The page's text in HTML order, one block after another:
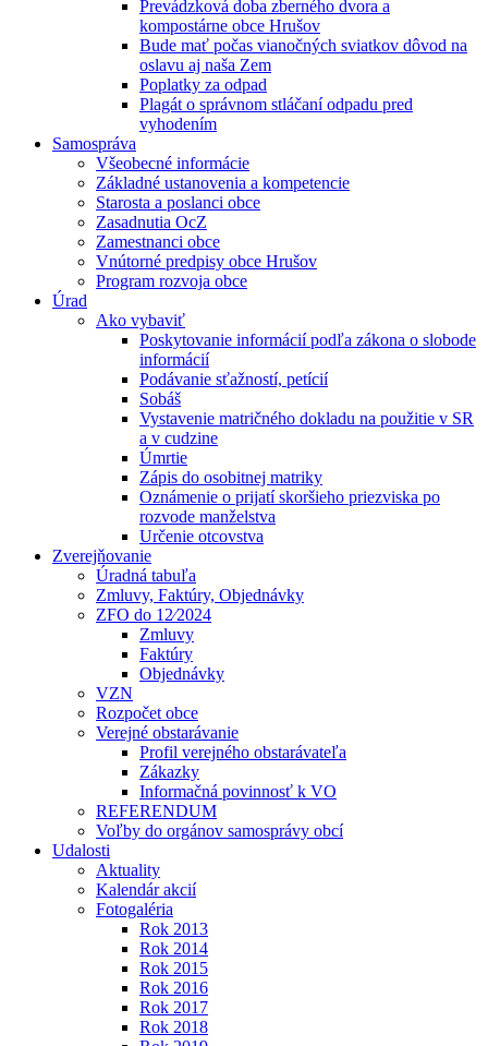
Prevádzková doba zberného dvora a
kompostárne obce Hrušov
Bude mať počas vianočných sviatkov dôvod na
oslavu aj naša Zem
Poplatky za odpad
Plagát o správnom stláčaní odpadu pred
vyhodením
Samospráva
Všeobecné informácie
Základné ustanovenia a kompetencie
Starosta a poslanci obce
Zasadnutia OcZ
Zamestnanci obce
Vnútorné predpisy obce Hrušov
Program rozvoja obce
Úrad
Ako vybaviť
Poskytovanie informácií podľa zákona o slobode
informácií
Podávanie sťažností, petícií
Sobáš
Vystavenie matričného dokladu na použitie v SR
a v cudzine
Úmrtie
Zápis do osobitnej matriky
Oznámenie o prijatí skoršieho priezviska po
rozvode manželstva
Určenie otcovstva
Zverejňovanie
Úradná tabuľa
Zmluvy, Faktúry, Objednávky
ZFO do 12⁄2024
Zmluvy
Faktúry
Objednávky
VZN
Rozpočet obce
Verejné obstarávanie
Profil verejného obstarávateľa
Zákazky
Informačná povinnosť k VO
REFERENDUM
Voľby do orgánov samosprávy obcí
Udalosti
Aktuality
Kalendár akcií
Fotogaléria
Rok 2013
Rok 2014
Rok 2015
Rok 2016
Rok 2017
Rok 2018